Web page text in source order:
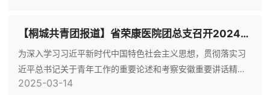
“爱心义诊 健康同行”学雷锋主题活动，来自各科室的青年医师
为居民提供疾病咨询、健康指导、血压测量、用药建议等专业
服务。内科医师为居民解答心血管、神经等疑问；针对骨关节
疾病高发问
【桐城共青团报道】省荣康医院团总支召开2024年度组织生活会暨团员教育评议会
为深入学习习近平新时代中国特色社会主义思想，贯彻落实习
近平总书记关于青年工作的重要论述和考察安徽重要讲话精
神，加强团员队伍思想建设，提高团组织凝聚力，3月6日，省
2025-03-14